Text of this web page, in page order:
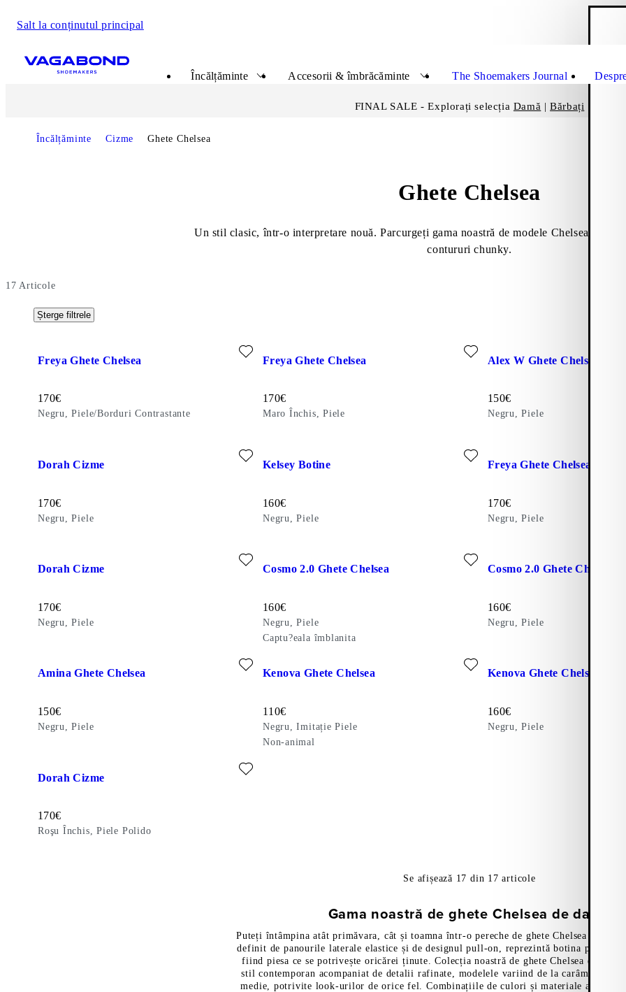
Salt la conținutul principal
Încălțăminte
Accesorii & îmbrăcăminte The Shoemakers Journal
FINAL SALE - Explorați selecția Damă |Bărbați
Încălțăminte Cizme Ghete Chelsea
Ghete Chelsea
Un stil clasic, într-o interpretare nouă. Parcurgeți gama noastră de modele Chelsea de
contururi chunky.
17 Articole
Șterge filtrele
Freya Ghete Chelsea
Preț:
170€
Negru, Piele/Borduri Contrastante
Adăugați la favorite: FREYA GHETE CHELSEA (Negru, Piele/Borduri Contrastante)
Freya Ghete Chelsea
Preț:
170€
Maro Închis, Piele
Adăugați la favorite: FREYA GHETE CHELSEA (Maro Închis, Piele)
Alex W Ghete Chelsea
Preț:
150€
Negru, Piele
Adăugați la favorite: ALEX
Dorah Cizme
Preț:
170€
Negru, Piele
Adăugați la favorite: DORAH CIZME (Negru, Piele)
Kelsey Botine
Preț:
160€
Negru, Piele
Adăugați la favorite: KELSEY BOTINE (Negru, Piele)
Freya Ghete Chelsea
Preț:
170€
Negru, Piele
Dorah Cizme
Preț:
170€
Negru, Piele
Adăugați la favorite: DORAH CIZME (Negru, Piele)
Cosmo 2.0 Ghete Chelsea
Preț:
160€
Negru, Piele
Captu?eala îmblanita
Adăugați la favorite: COSMO 2.0 GHETE CHELSEA (Negru, Piele)
Cosmo 2.0 Ghete Chelsea
Preț:
160€
Negru, Piele
Adăugați la favorite: COSMO
Amina Ghete Chelsea
Preț:
150€
Negru, Piele
Kenova Ghete Chelsea
Preț:
110€
Negru, Imitație Piele
Non-animal
Kenova Ghete Chelsea
Preț:
160€
Negru, Piele
Adăugați la favorite:
Dorah Cizme
Preț:
170€
Roşu Închis, Piele Polido
Se afișează 17 din 17 articole
Gama noastră de ghete Chelsea de damă
Puteți întâmpina atât primăvara, cât și toamna într-o pereche de ghete Chelsea de
definit de panourile laterale elastice și de designul pull-on, reprezintă botina perfectă
fiind piesa ce se potrivește oricărei ținute. Colecția noastră de ghete Chelsea de damă
stil contemporan acompaniat de detalii rafinate, modelele variind de la carâmbi joși
medie, potrivite look-urilor de orice fel. Combinațiile de culori și materiale ale